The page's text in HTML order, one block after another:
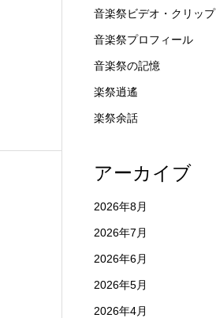
音楽祭ビデオ・クリップ
音楽祭プロフィール
音楽祭の記憶
楽祭逍遙
楽祭余話
アーカイブ
2026年8月
2026年7月
2026年6月
2026年5月
2026年4月